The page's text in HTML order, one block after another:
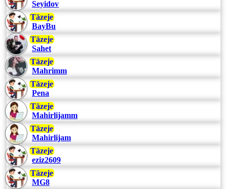
Seyidov
Täzeje
BayBu
Täzeje
Sahet
Täzeje
Mahrimm
Täzeje
Pena
Täzeje
Mahirlijamm
Täzeje
Mahirlijam
Täzeje
eziz2609
Täzeje
MG8